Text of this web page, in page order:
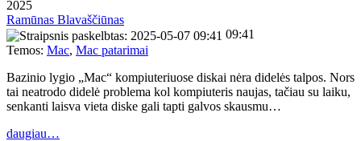
2025
Ramūnas Blavaščiūnas
09:41
Temos: Mac, Mac patarimai
Bazinio lygio „Mac“ kompiuteriuose diskai nėra didelės talpos. Nors
tai neatrodo didelė problema kol kompiuteris naujas, tačiau su laiku,
senkanti laisva vieta diske gali tapti galvos skausmu…
daugiau…